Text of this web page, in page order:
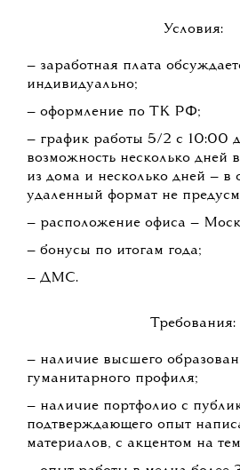
Условия:
— заработная плата
индивидуально;
— оформление по ТК РФ;
— график работы 5/2 с 10:00
возможность несколько дней
из дома и несколько дней — в
удаленный формат не
— расположение офиса —
— бонусы по итогам года;
— ДМС.
Требования:
— наличие высшего
гуманитарного профиля;
— наличие портфолио с
подтверждающего опыт
материалов, с акцентом на